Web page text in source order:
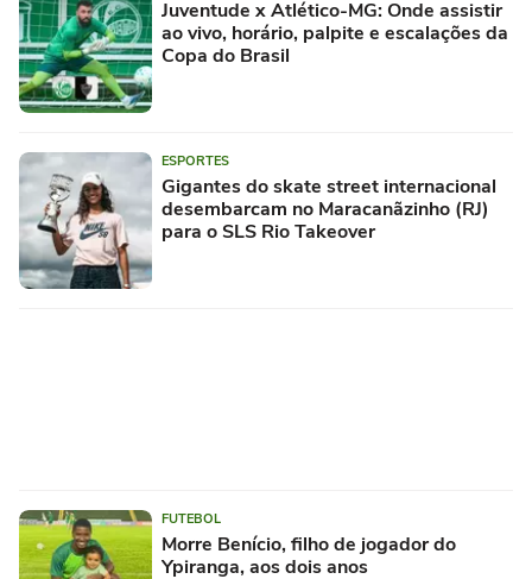
Juventude x Atlético-MG: Onde assistir
ao vivo, horário, palpite e escalações da
Copa do Brasil
ESPORTES
Gigantes do skate street internacional
desembarcam no Maracanãzinho (RJ)
para o SLS Rio Takeover
FUTEBOL
Morre Benício, filho de jogador do
Ypiranga, aos dois anos